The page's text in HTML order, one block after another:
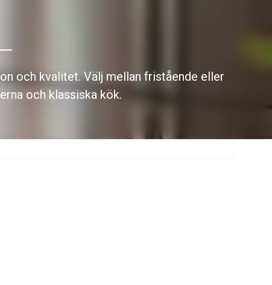
och kvalitet. Välj mellan fristående eller
och klassiska kök.